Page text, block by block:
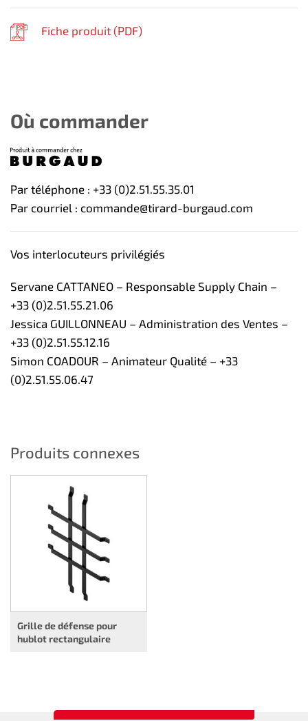
Fiche produit (PDF)
Où commander
Par téléphone : +33 (0)2.51.55.35.01
Par courriel : commande@tirard-burgaud.com
Vos interlocuteurs privilégiés
Servane CATTANEO – Responsable Supply Chain –
+33 (0)2.51.55.21.06
Jessica GUILLONNEAU – Administration des Ventes –
+33 (0)2.51.55.12.16
Simon COADOUR – Animateur Qualité – +33
(0)2.51.55.06.47
Produits connexes
Grille de défense pour
hublot rectangulaire